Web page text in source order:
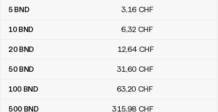
Brunėjaus doleriai į Šveicarijos frankai konvertavimo lentelė
5 BND 3,16 CHF
10 BND 6,32 CHF
20 BND 12,64 CHF
50 BND 31,60 CHF
100 BND 63,20 CHF
500 BND 315,98 CHF